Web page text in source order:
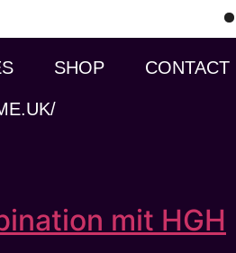
SHOP CONTACT
mit HGH